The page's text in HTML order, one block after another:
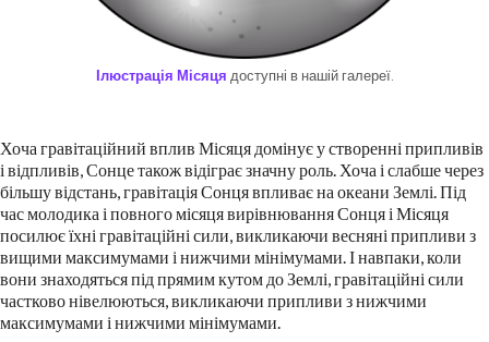
Ілюстрація Місяця доступні в нашій галереї.
Хоча гравітаційний вплив Місяця домінує у створенні припливів
і відпливів, Сонце також відіграє значну роль. Хоча і слабше через
більшу відстань, гравітація Сонця впливає на океани Землі. Під
час молодика і повного місяця вирівнювання Сонця і Місяця
посилює їхні гравітаційні сили, викликаючи весняні припливи з
вищими максимумами і нижчими мінімумами. І навпаки, коли
вони знаходяться під прямим кутом до Землі, гравітаційні сили
частково нівелюються, викликаючи припливи з нижчими
максимумами і нижчими мінімумами.